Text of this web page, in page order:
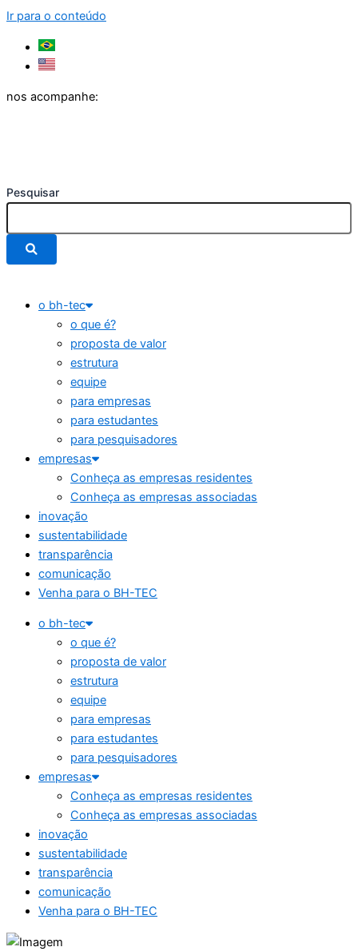
Ir para o conteúdo
nos acompanhe:
Pesquisar
o bh-tec
o que é?
proposta de valor
estrutura
equipe
para empresas
para estudantes
para pesquisadores
empresas
Conheça as empresas residentes
Conheça as empresas associadas
inovação
sustentabilidade
transparência
comunicação
Venha para o BH-TEC
o bh-tec
o que é?
proposta de valor
estrutura
equipe
para empresas
para estudantes
para pesquisadores
empresas
Conheça as empresas residentes
Conheça as empresas associadas
inovação
sustentabilidade
transparência
comunicação
Venha para o BH-TEC